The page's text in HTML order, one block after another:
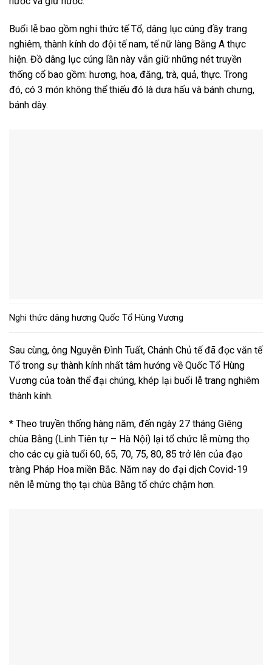
Buổi lễ bao gồm nghi thức tế Tổ, dâng lục cúng đầy trang
nghiêm, thành kính do đội tế nam, tế nữ làng Bằng A thực
hiện. Đồ dâng lục cúng lần này vẫn giữ những nét truyền
thống cổ bao gồm: hương, hoa, đăng, trà, quả, thực. Trong
đó, có 3 món không thể thiếu đó là dưa hấu và bánh chưng,
bánh dày.
Nghi thức dâng hương Quốc Tổ Hùng Vương
Sau cùng, ông Nguyễn Đình Tuất, Chánh Chủ tế đã đọc văn tế
Tổ trong sự thành kính nhất tâm hướng về Quốc Tổ Hùng
Vương của toàn thể đại chúng, khép lại buổi lễ trang nghiêm
thành kính.
* Theo truyền thống hàng năm, đến ngày 27 tháng Giêng
chùa Bằng (Linh Tiên tự – Hà Nội) lại tổ chức lễ mừng thọ
cho các cụ già tuổi 60, 65, 70, 75, 80, 85 trở lên của đạo
tràng Pháp Hoa miền Bắc. Năm nay do đại dịch Covid-19
nên lễ mừng thọ tại chùa Bằng tổ chức chậm hơn.